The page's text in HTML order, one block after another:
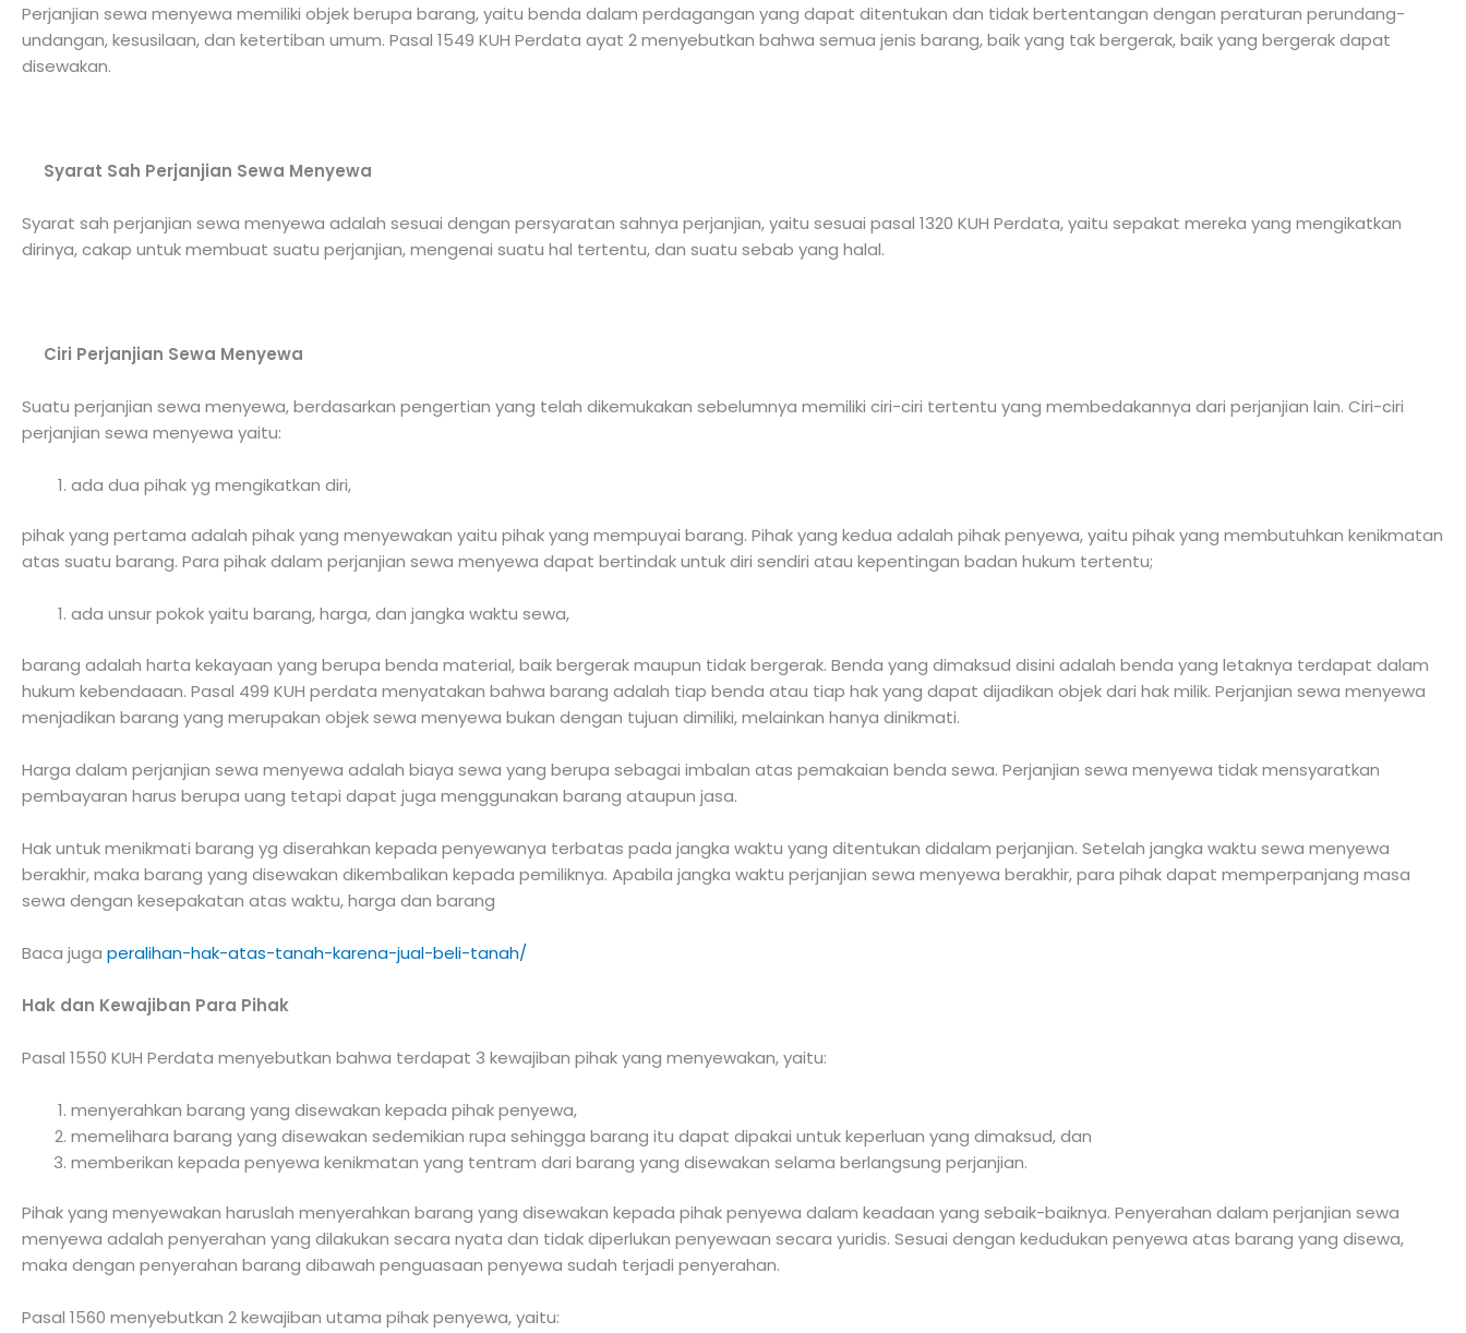
Perjanjian sewa menyewa memiliki objek berupa barang, yaitu benda dalam perdagangan yang dapat ditentukan dan tidak bertentangan dengan peraturan perundang-
undangan, kesusilaan, dan ketertiban umum. Pasal 1549 KUH Perdata ayat 2 menyebutkan bahwa semua jenis barang, baik yang tak bergerak, baik yang bergerak dapat
disewakan.
Syarat Sah Perjanjian Sewa Menyewa
Syarat sah perjanjian sewa menyewa adalah sesuai dengan persyaratan sahnya perjanjian, yaitu sesuai pasal 1320 KUH Perdata, yaitu sepakat mereka yang mengikatkan
dirinya, cakap untuk membuat suatu perjanjian, mengenai suatu hal tertentu, dan suatu sebab yang halal.
Ciri Perjanjian Sewa Menyewa
Suatu perjanjian sewa menyewa, berdasarkan pengertian yang telah dikemukakan sebelumnya memiliki ciri-ciri tertentu yang membedakannya dari perjanjian lain. Ciri-ciri
perjanjian sewa menyewa yaitu:
ada dua pihak yg mengikatkan diri,
pihak yang pertama adalah pihak yang menyewakan yaitu pihak yang mempuyai barang. Pihak yang kedua adalah pihak penyewa, yaitu pihak yang membutuhkan kenikmatan
atas suatu barang. Para pihak dalam perjanjian sewa menyewa dapat bertindak untuk diri sendiri atau kepentingan badan hukum tertentu;
ada unsur pokok yaitu barang, harga, dan jangka waktu sewa,
barang adalah harta kekayaan yang berupa benda material, baik bergerak maupun tidak bergerak. Benda yang dimaksud disini adalah benda yang letaknya terdapat dalam
hukum kebendaaan. Pasal 499 KUH perdata menyatakan bahwa barang adalah tiap benda atau tiap hak yang dapat dijadikan objek dari hak milik. Perjanjian sewa menyewa
menjadikan barang yang merupakan objek sewa menyewa bukan dengan tujuan dimiliki, melainkan hanya dinikmati.
Harga dalam perjanjian sewa menyewa adalah biaya sewa yang berupa sebagai imbalan atas pemakaian benda sewa. Perjanjian sewa menyewa tidak mensyaratkan
pembayaran harus berupa uang tetapi dapat juga menggunakan barang ataupun jasa.
Hak untuk menikmati barang yg diserahkan kepada penyewanya terbatas pada jangka waktu yang ditentukan didalam perjanjian. Setelah jangka waktu sewa menyewa
berakhir, maka barang yang disewakan dikembalikan kepada pemiliknya. Apabila jangka waktu perjanjian sewa menyewa berakhir, para pihak dapat memperpanjang masa
sewa dengan kesepakatan atas waktu, harga dan barang
Baca juga peralihan-hak-atas-tanah-karena-jual-beli-tanah/
Hak dan Kewajiban Para Pihak
Pasal 1550 KUH Perdata menyebutkan bahwa terdapat 3 kewajiban pihak yang menyewakan, yaitu:
menyerahkan barang yang disewakan kepada pihak penyewa,
memelihara barang yang disewakan sedemikian rupa sehingga barang itu dapat dipakai untuk keperluan yang dimaksud, dan
memberikan kepada penyewa kenikmatan yang tentram dari barang yang disewakan selama berlangsung perjanjian.
Pihak yang menyewakan haruslah menyerahkan barang yang disewakan kepada pihak penyewa dalam keadaan yang sebaik-baiknya. Penyerahan dalam perjanjian sewa
menyewa adalah penyerahan yang dilakukan secara nyata dan tidak diperlukan penyewaan secara yuridis. Sesuai dengan kedudukan penyewa atas barang yang disewa,
maka dengan penyerahan barang dibawah penguasaan penyewa sudah terjadi penyerahan.
Pasal 1560 menyebutkan 2 kewajiban utama pihak penyewa, yaitu: